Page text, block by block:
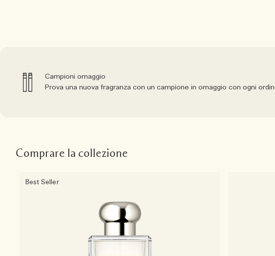
Campioni omaggio
Prova una nuova fragranza con un campione in omaggio con ogni
Comprare la collezione
Best Seller